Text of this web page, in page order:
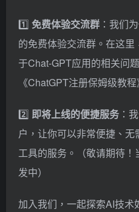
1️⃣ 免费体验交流群 ：我们
的免费体验交流群。在这
于Chat-GPT应用的相关问
《ChatGPT注册保姆级教程
2️⃣ 即将上线的便捷服务 ：
户，让你可以非常便捷、
工具的服务。（敬请期待
发中）
加入我们，一起探索AI技